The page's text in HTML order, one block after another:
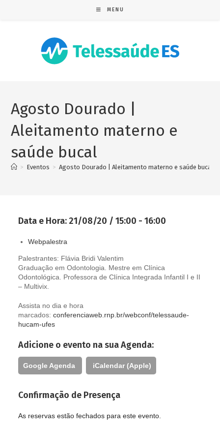
MENU
Agosto Dourado |
Aleitamento materno e
saúde bucal
> Eventos > Agosto Dourado | Aleitamento materno e saúde bucal
Data e Hora: 21/08/20 / 15:00 - 16:00
Webpalestra
Palestrantes: Flávia Bridi Valentim
Graduação em Odontologia. Mestre em Clínica
Odontológica. Professora de Clínica Integrada Infantil I e II
– Multivix.
Assista no dia e hora
marcados:conferenciaweb.rnp.br/webconf/telessaude-
hucam-ufes
Adicione o evento na sua Agenda:
Google Agenda iCalendar (Apple)
Confirmação de Presença
As reservas estão fechados para este evento.